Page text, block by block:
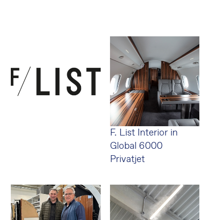
F. List Interior in
Global 6000
Privatjet